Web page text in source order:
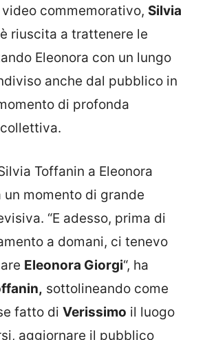
commemorativo, Silvia
riuscita a trattenere le
Eleonora con un lungo
anche dal pubblico in
di profonda
Toffanin a Eleonora
un momento di grande
“E adesso, prima di
a domani, ci tenevo
Eleonora Giorgi“, ha
sottolineando come
fatto di Verissimo il luogo
aggiornare il pubblico